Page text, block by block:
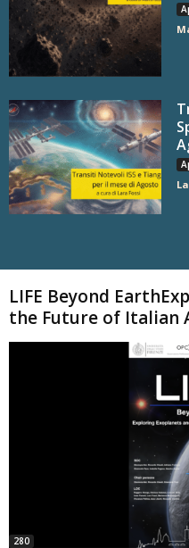
LIFE Beyond
the Future of Italian
280